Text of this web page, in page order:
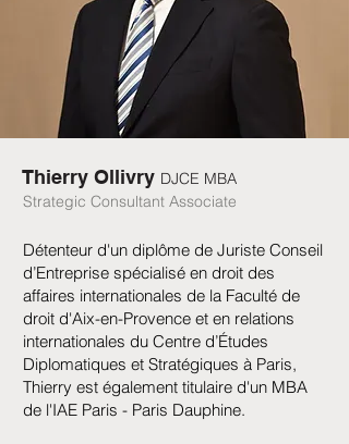
Thierry Ollivry DJCE MBA
Strategic Consultant Associate
Détenteur d'un diplôme de Juriste Conseil
d’Entreprise spécialisé en droit des
affaires internationales de la Faculté de
droit d'Aix-en-Provence et en relations
internationales du Centre d’Études
Diplomatiques et Stratégiques à Paris,
Thierry est également titulaire d'un MBA
de l'IAE Paris - Paris Dauphine.